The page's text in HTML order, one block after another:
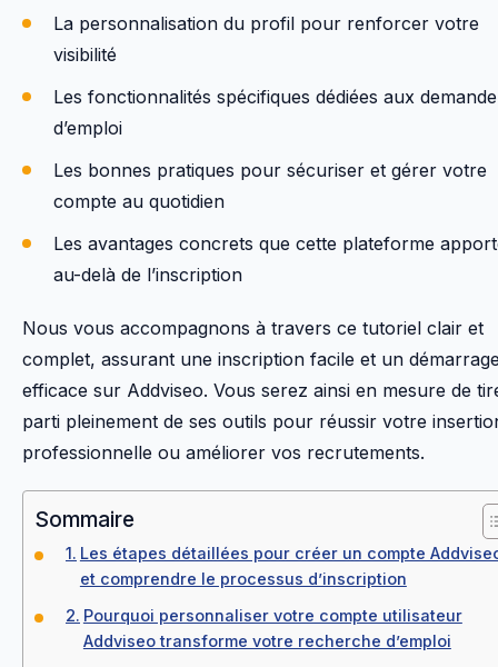
La personnalisation du profil pour renforcer votre
visibilité
Les fonctionnalités spécifiques dédiées aux
d’emploi
Les bonnes pratiques pour sécuriser et gérer votre
compte au quotidien
Les avantages concrets que cette plateforme
au-delà de l’inscription
Nous vous accompagnons à travers ce tutoriel clair et
complet, assurant une inscription facile et un
efficace sur Addviseo. Vous serez ainsi en mesure de
parti pleinement de ses outils pour réussir votre
professionnelle ou améliorer vos recrutements.
Sommaire
Les étapes détaillées pour créer un compte
et comprendre le processus d’inscription
Pourquoi personnaliser votre compte utilisateur
Addviseo transforme votre recherche d’emploi